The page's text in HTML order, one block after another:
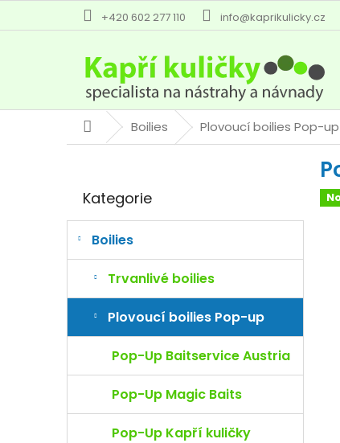
+420 602 277 110 info@kaprikulicky.cz
DomůBoilies Plovoucí boilies Pop-up
r
n
í
l
kategorie
Kategorie
Boilies
Trvanlivé boilies
Plovoucí boilies Pop-up
Pop-Up Baitservice Austria
Pop-Up Magic Baits
Pop-Up Kapří kuličky